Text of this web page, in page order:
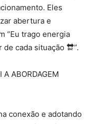
Eles
abertura e
“Eu trago energia
cada situação 🔛”.
A ABORDAGEM
conexão e adotando